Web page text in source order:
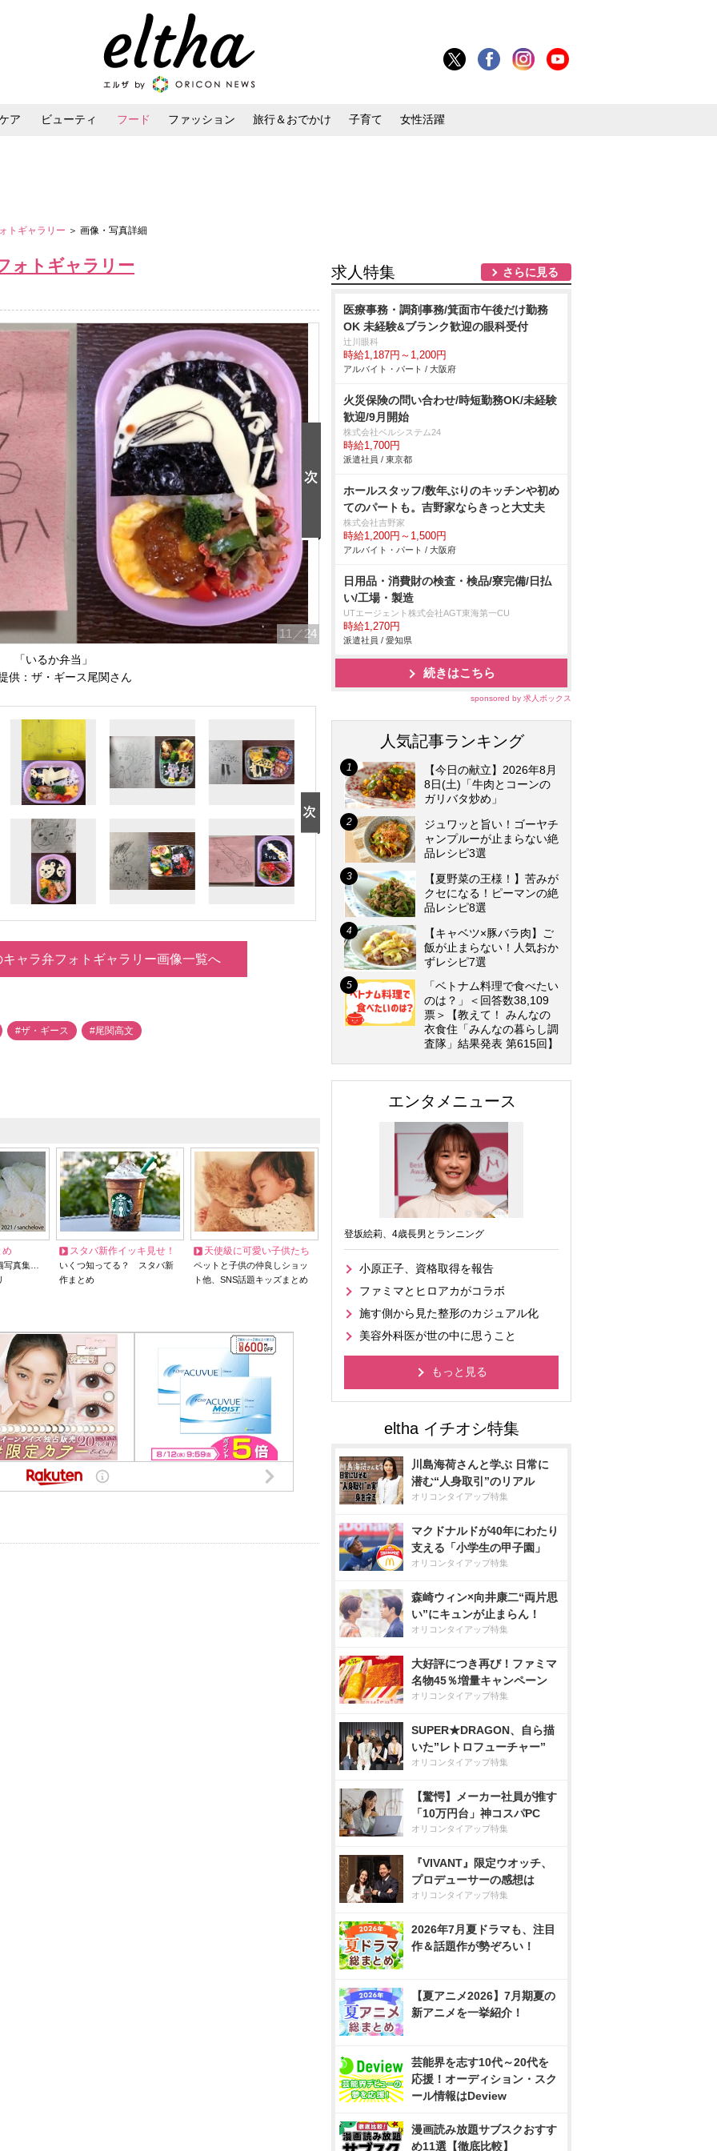
ア ビューティ フード ファッション 旅行＆おでかけ 子育て 女性活躍
トギャラリー ＞ 画像・写真詳細
ォトギャラリー
11 ／24
「いるか弁当」
供：ザ・ギース尾関さん
ャラ弁フォトギャラリー画像一覧へ
#ザ・ギース #尾関高文
め
写真集…
スタバ新作イッキ見せ！
いくつ知ってる？ スタバ新
作まとめ
天使級に可愛い子供たち
ペットと子供の仲良しショッ
ト他、SNS話題キッズまとめ
求人特集 さらに見る
医療事務・調剤事務/箕面市午後だけ勤務
OK 未経験&ブランク歓迎の眼科受付
辻川眼科
時給1,187円～1,200円
アルバイト・パート / 大阪府
火災保険の問い合わせ/時短勤務OK/未経験
歓迎/9月開始
株式会社ベルシステム24
時給1,700円
派遣社員 / 東京都
ホールスタッフ/数年ぶりのキッチンや初め
てのパートも。吉野家ならきっと大丈夫
株式会社吉野家
時給1,200円～1,500円
アルバイト・パート / 大阪府
日用品・消費財の検査・検品/寮完備/日払
い/工場・製造
UTエージェント株式会社AGT東海第一CU
時給1,270円
派遣社員 / 愛知県
続きはこちら
sponsored by 求人ボックス
人気記事ランキング
【今日の献立】2026年8月
8日(土)「牛肉とコーンの
ガリバタ炒め」
ジュワッと旨い！ゴーヤチ
ャンプルーが止まらない絶
品レシピ3選
【夏野菜の王様！】苦みが
クセになる！ピーマンの絶
品レシピ8選
【キャベツ×豚バラ肉】ご
飯が止まらない！人気おか
ずレシピ7選
「ベトナム料理で食べたい
のは？」＜回答数38,109
票＞【教えて！ みんなの
衣食住「みんなの暮らし調
査隊」結果発表 第615回】
エンタメニュース
登坂絵莉、4歳長男とランニング
小原正子、資格取得を報告
ファミマとヒロアカがコラボ
施す側から見た整形のカジュアル化
美容外科医が世の中に思うこと
もっと見る
川島海荷さんと学ぶ 日常に
潜む“人身取引”のリアル
オリコンタイアップ特集
マクドナルドが40年にわたり
支える「小学生の甲子園」
オリコンタイアップ特集
森崎ウィン×向井康二“両片思
い”にキュンが止まらん！
オリコンタイアップ特集
大好評につき再び！ファミマ
名物45％増量キャンペーン
オリコンタイアップ特集
SUPER★DRAGON、自ら描
いた”レトロフューチャー”
オリコンタイアップ特集
【驚愕】メーカー社員が推す
「10万円台」神コスパPC
オリコンタイアップ特集
『VIVANT』限定ウオッチ、
プロデューサーの感想は
オリコンタイアップ特集
2026年7月夏ドラマも、注目
作＆話題作が勢ぞろい！
【夏アニメ2026】7月期夏の
新アニメを一挙紹介！
芸能界を志す10代～20代を
応援！オーディション・スク
ール情報はDeview
漫画読み放題サブスクおすす
め11選【徹底比較】